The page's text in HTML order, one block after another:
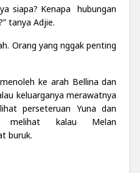
siapa? Kenapa hubungan
tanya Adjie.
Orang yang nggak penting
ke arah Bellina dan
keluarganya merawatnya
perseteruan Yuna dan
kalau Melan
buruk.